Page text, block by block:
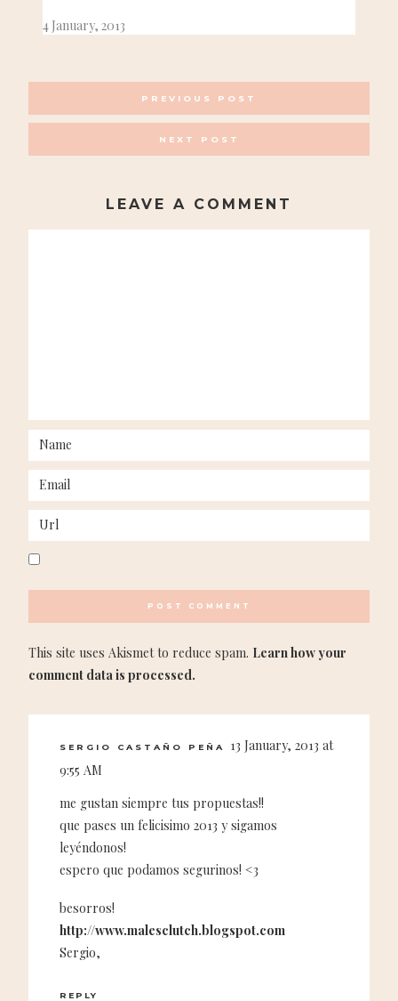
4 January, 2013
NAVIGATION
PREVIOUS POST
NEXT POST
LEAVE A COMMENT
This site uses Akismet to reduce spam. Learn how your
comment data is processed.
SERGIO CASTAÑO PEÑA
13 January, 2013 at
9:55 AM
me gustan siempre tus propuestas!!
que pases un felicisimo 2013 y sigamos
leyéndonos!
espero que podamos segurinos! <3
besorros!
http://www.malesclutch.blogspot.com
Sergio,
REPLY